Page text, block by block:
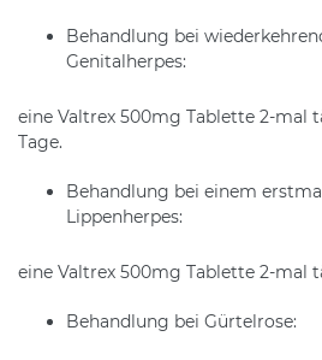
Behandlung bei
Genitalherpes:
eine Valtrex 500mg Tablette 2-mal
Tage.
Behandlung bei einem
Lippenherpes:
eine Valtrex 500mg Tablette 2-mal
Behandlung bei Gürtelrose: